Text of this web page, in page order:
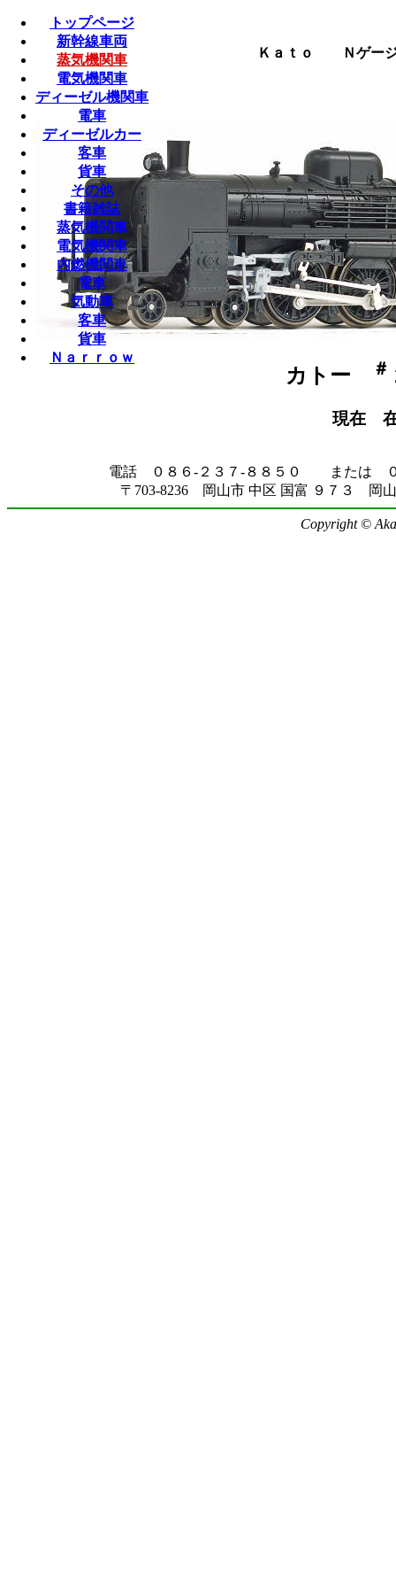
Ｋａｔｏ Ｎゲージ
カトー ＃
現在 在
電話 ０８６-２３７-８８５０ または ０
〒703-8236 岡山市 中区 国富 ９７３ 岡山
Copyright ©
トップページ
新幹線車両
蒸気機関車
電気機関車
ディーゼル機関車
電車
ディーゼルカー
客車
貨車
その他
書籍雑誌
蒸気機関車
電気機関車
内燃機関車
電車
気動車
客車
貨車
Ｎａｒｒｏｗ